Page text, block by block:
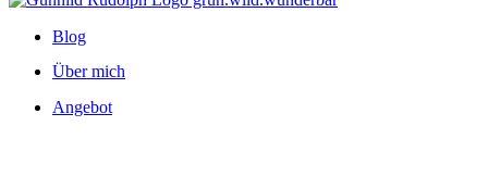
Blog
Über mich
Angebot